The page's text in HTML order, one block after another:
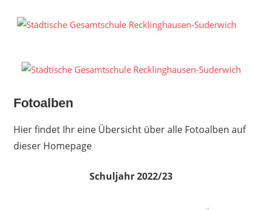
Inhalt
Fotoalben
Hier findet Ihr eine Übersicht über alle Fotoalben auf
dieser Homepage
Schuljahr 2022/23